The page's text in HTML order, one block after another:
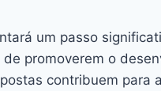
um passo
promoverem o
contribuem para